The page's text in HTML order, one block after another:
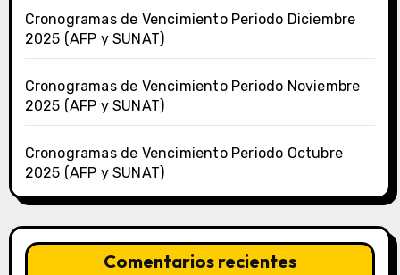
Cronogramas de Vencimiento Periodo Diciembre
2025 (AFP y SUNAT)
Cronogramas de Vencimiento Periodo Noviembre
2025 (AFP y SUNAT)
Cronogramas de Vencimiento Periodo Octubre
2025 (AFP y SUNAT)
Comentarios recientes